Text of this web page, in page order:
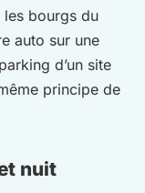
les bourgs du
auto sur une
d’un site
principe de
nuit